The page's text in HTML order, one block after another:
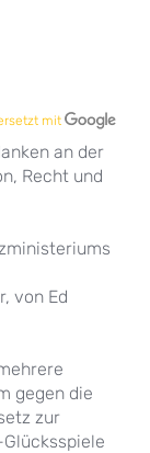
mit
an der
Recht und
von Ed
gegen die
zur